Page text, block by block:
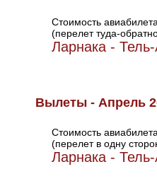
Стоимость
(перелет туда-
Ларнака -
Вылеты - Апрель
Стоимость
(перелет в одну
Ларнака -